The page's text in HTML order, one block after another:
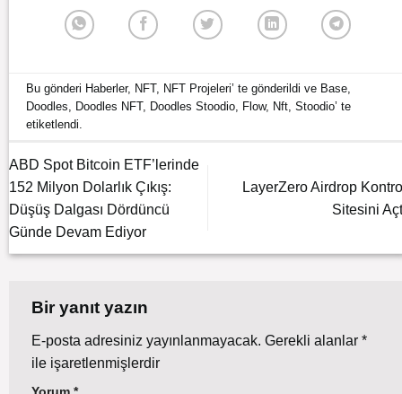
Bu gönderi Haberler, NFT, NFT Projeleri’ te gönderildi ve Base
Doodles
Doodles NFT, Doodles Stoodio Flow, Nft ,Stoodio’ te
etiketlendi.
ABD Spot Bitcoin ETF’lerinde
152 Milyon Dolarlık Çıkış:
Düşüş Dalgası Dördüncü
Günde Devam Ediyor
LayerZero Airdrop
Sitesini
Bir yanıt yazın
E-posta adresiniz yayınlanmayacak. Gerekli alanlar *
ile işaretlenmişlerdir